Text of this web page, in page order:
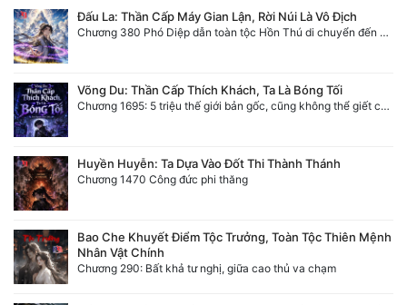
Đấu La: Thần Cấp Máy Gian Lận, Rời Núi Là Vô Địch
Chương 380 Phó Diệp dẫn toàn tộc Hồn Thú di chuyển đến Sâm La Tinh, chúng thần Thần Giới kinh ngạc!
Võng Du: Thần Cấp Thích Khách, Ta Là Bóng Tối
Chương 1695: 5 triệu thế giới bản gốc, cũng không thể giết chết ta!
Huyền Huyễn: Ta Dựa Vào Đốt Thi Thành Thánh
Chương 1470 Công đức phi thăng
Bao Che Khuyết Điểm Tộc Trưởng, Toàn Tộc Thiên Mệnh
Nhân Vật Chính
Chương 290: Bất khả tư nghị, giữa cao thủ va chạm